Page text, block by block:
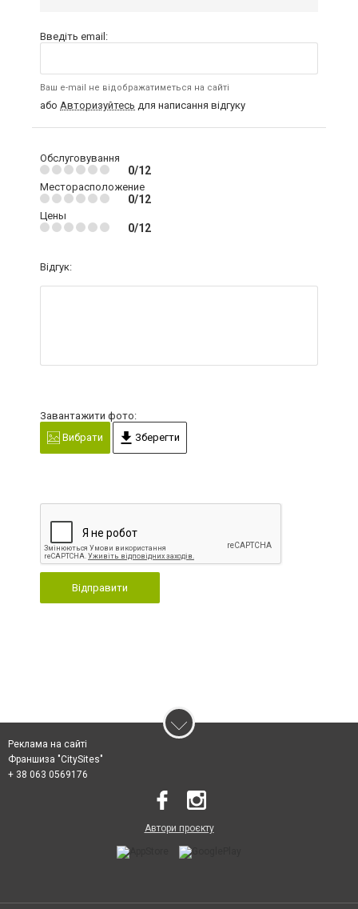
Введіть email:
Ваш e-mail не відображатиметься на сайті
або Авторизуйтесь для написання відгуку
Обслуговування
0/12
Месторасположение
0/12
Цены
0/12
Відгук:
Завантажити фото:
Вибрати
Зберегти
Відправити
Реклама на сайті
Франшиза "CitySites"
+ 38 063 0569176
Автори проєкту